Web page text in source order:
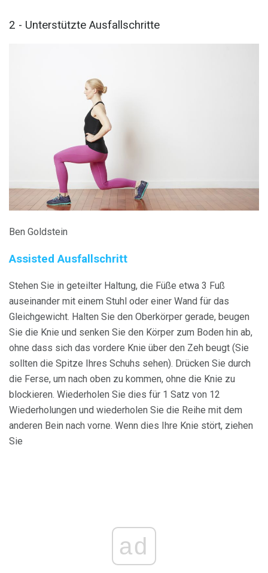
2 - Unterstützte Ausfallschritte
Ben Goldstein
Assisted Ausfallschritt
Stehen Sie in geteilter Haltung, die Füße etwa 3 Fuß
auseinander mit einem Stuhl oder einer Wand für das
Gleichgewicht. Halten Sie den Oberkörper gerade, beugen
Sie die Knie und senken Sie den Körper zum Boden hin ab,
ohne dass sich das vordere Knie über den Zeh beugt (Sie
sollten die Spitze Ihres Schuhs sehen). Drücken Sie durch
die Ferse, um nach oben zu kommen, ohne die Knie zu
blockieren. Wiederholen Sie dies für 1 Satz von 12
Wiederholungen und wiederholen Sie die Reihe mit dem
anderen Bein nach vorne. Wenn dies Ihre Knie stört, ziehen
Sie
ad